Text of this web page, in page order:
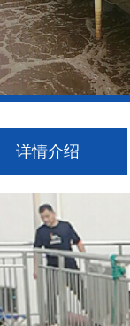
详情介绍